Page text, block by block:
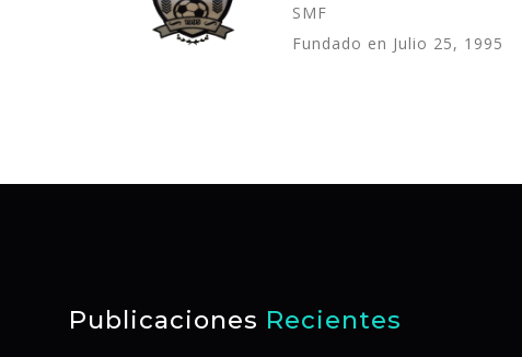
SMF
Fundado en Julio 25, 1995
Publicaciones Recientes